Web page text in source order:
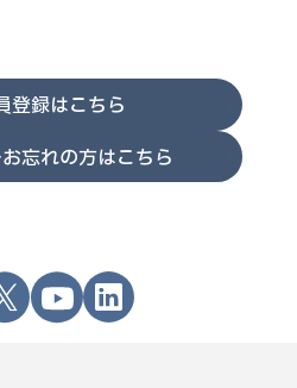
登録はこちら
忘れの方はこちら